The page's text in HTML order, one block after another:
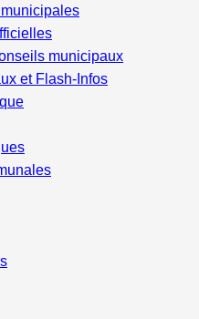
municipaux
et Flash-Infos